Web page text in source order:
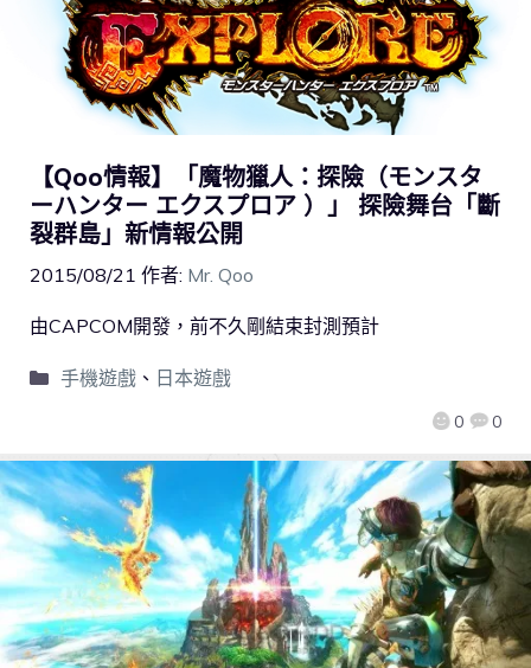
【Qoo情報】「魔物獵人：探險（モンスタ
ーハンター エクスプロア ）」 探險舞台「斷
裂群島」新情報公開
2015/08/21 作者: Mr. Qoo
0 0
由CAPCOM開發，前不久剛結束封測預計
手機遊戲、 日本遊戲